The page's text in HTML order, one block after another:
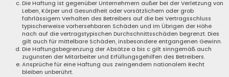
Die Haftung ist gegenüber Unternehmern außer bei der Verletzung von
Leben, Körper und Gesundheit oder vorsätzlichem oder grob
fahrlässigem Verhalten des Betreibers auf die bei Vertragsschluss
typischerweise vorhersehbaren Schäden und im Übrigen der Höhe
nach auf die vertragstypischen Durchschnittsschäden begrenzt. Dies
gilt auch für mittelbare Schäden, insbesondere entgangenen Gewinn.
Die Haftungsbegrenzung der Absätze a bis c gilt sinngemäß auch
zugunsten der Mitarbeiter und Erfüllungsgehilfen des Betreibers.
Ansprüche für eine Haftung aus zwingendem nationalem Recht
bleiben unberührt.